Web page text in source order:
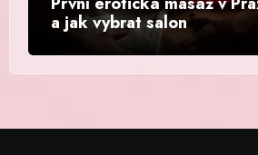
a jak vybrat salon